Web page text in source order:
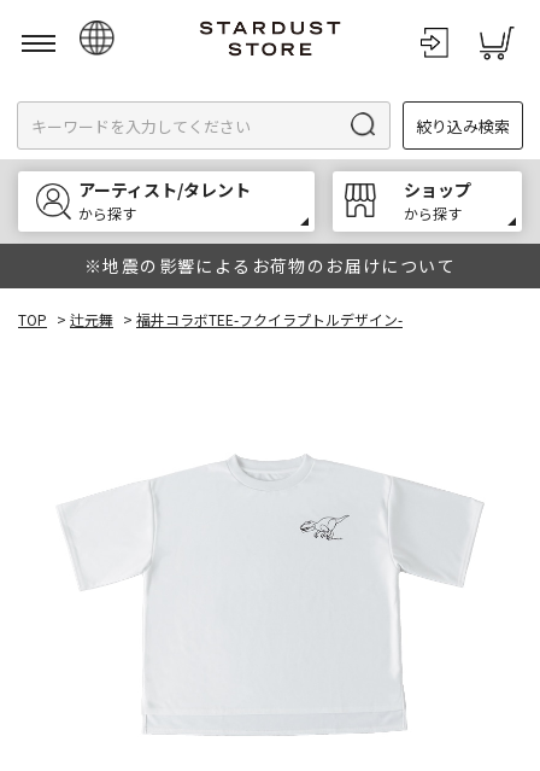
English
한국어
中文
絞り込み検索
アーティスト/タレント
から探す
ショップ
から探す
※地震の影響によるお荷物のお届けについて
TOP > 辻元舞 > 福井コラボTEE-フクイラプトルデザイン-